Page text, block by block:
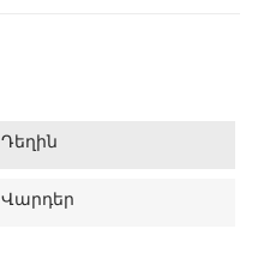
Դեղին
Վարդեր